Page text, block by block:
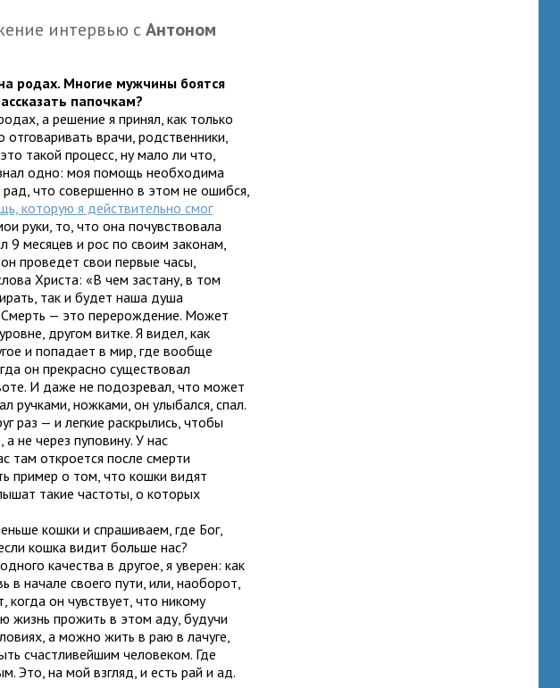
интервью сАнтоном
родах. Многие мужчины боятся
папочкам?
а решение я принял, как только
отговаривать врачи, родственники,
такой процесс, ну мало ли что,
одно: моя помощь необходима
что совершенно в этом не ошибся,
которую я действительно смог
руки, то, что она почувствовала
9 месяцев и рос по своим законам,
проведет свои первые часы,
Христа: «В чем застану, в том
так и будет наша душа
— это перерождение. Может
другом витке. Я видел, как
и попадает в мир, где вообще
он прекрасно существовал
И даже не подозревал, что может
ручками, ножками, он улыбался, спал.
раз — и легкие раскрылись, чтобы
не через пуповину. У нас
там откроется после смерти
пример о том, что кошки видят
такие частоты, о которых
кошки и спрашиваем, где Бог,
кошка видит больше нас?
качества в другое, я уверен: как
в начале своего пути, или, наоборот,
он чувствует, что никому
жизнь прожить в этом аду, будучи
а можно жить в раю в лачуге,
счастливейшим человеком. Где
Это, на мой взгляд, и есть рай и ад.